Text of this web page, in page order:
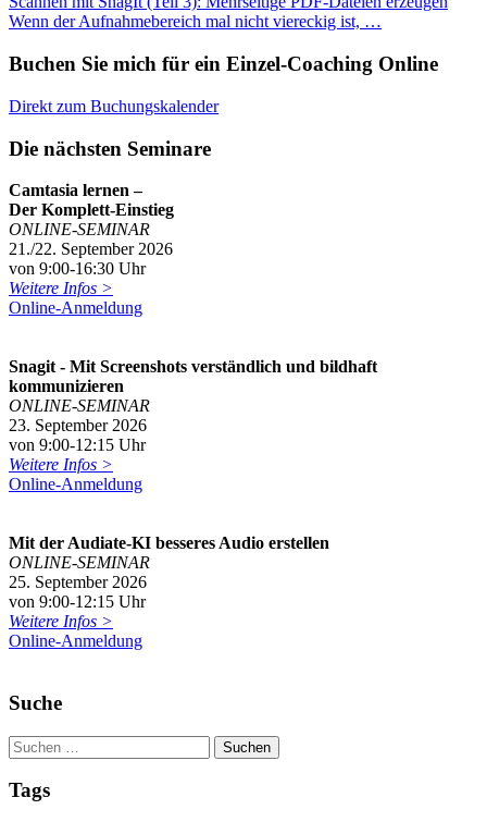
Beitragsnavigation
Wenn der Aufnahmebereich mal nicht viereckig ist, …
Buchen Sie mich für ein Einzel-Coaching Online
Direkt zum Buchungskalender
Die nächsten Seminare
Camtasia lernen –
Der Komplett-Einstieg
ONLINE-SEMINAR
21./22. September 2026
von 9:00-16:30 Uhr
Weitere Infos >
Online-Anmeldung
Snagit - Mit Screenshots verständlich und bildhaft
kommunizieren
ONLINE-SEMINAR
23. September 2026
von 9:00-12:15 Uhr
Weitere Infos >
Online-Anmeldung
Mit der Audiate-KI besseres Audio erstellen
ONLINE-SEMINAR
25. September 2026
von 9:00-12:15 Uhr
Weitere Infos >
Online-Anmeldung
Suche
Tags